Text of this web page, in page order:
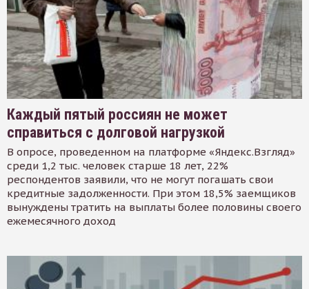
Каждый пятый россиян не может
справиться с долговой нагрузкой
В опросе, проведенном на платформе «Яндекс.Взгляд»
среди 1,2 тыс. человек старше 18 лет, 22%
респондентов заявили, что не могут погашать свои
кредитные задолженности. При этом 18,5% заемщиков
вынуждены тратить на выплаты более половины своего
ежемесячного доход